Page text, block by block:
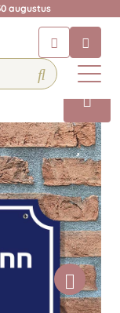
augustus
voor